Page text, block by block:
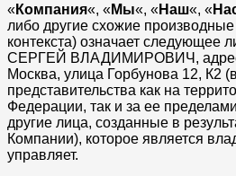
«Компания«, «Мы«, «Наш«, «
либо другие схожие
контекста) означает
СЕРГЕЙ ВЛАДИМИРОВИЧ, адрес
Москва, улица Горбунова 12, К2
представительства как на
Федерации, так и за ее
другие лица, созданные в
Компании), которое является
управляет.